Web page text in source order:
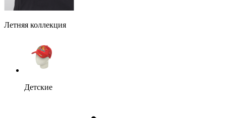
Летняя коллекция
Детские